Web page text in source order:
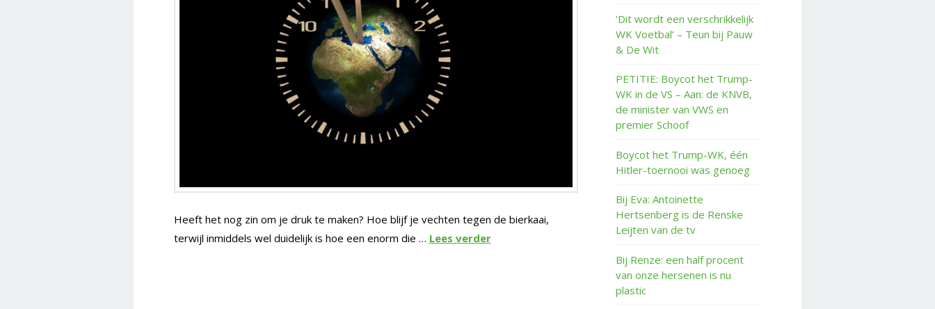
Heeft het nog zin om je druk te maken? Hoe blijf je vechten tegen de bierkaai,
terwijl inmiddels wel duidelijk is hoe een enorm die … Lees verder
‘Dit wordt een verschrikkelijk
WK Voetbal’ – Teun bij Pauw
& De Wit
PETITIE: Boycot het Trump-
WK in de VS – Aan: de KNVB,
de minister van VWS en
premier Schoof
Boycot het Trump-WK, één
Hitler-toernooi was genoeg
Bij Eva: Antoinette
Hertsenberg is de Renske
Leijten van de tv
Bij Renze: een half procent
van onze hersenen is nu
plastic